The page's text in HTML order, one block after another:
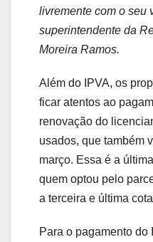
livremente com o seu
superintendente da
Moreira Ramos.
Além do IPVA, os
ficar atentos ao
renovação do
usados, que também
março. Essa é a
quem optou pelo
a terceira e última
Para o pagamento do